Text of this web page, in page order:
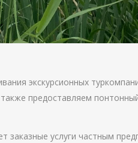
экскурсионных
предоставляем
заказные услуги частным